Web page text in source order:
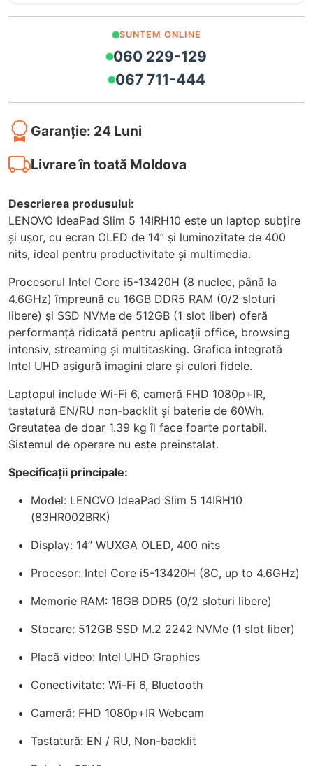
SUNTEM ONLINE
060 229-129
067 711-444
Garanție: 24 Luni
Livrare în toată Moldova
Descrierea produsului:
LENOVO IdeaPad Slim 5 14IRH10 este un laptop subțire
și ușor, cu ecran OLED de 14” și luminozitate de 400
nits, ideal pentru productivitate și multimedia.
Procesorul Intel Core i5-13420H (8 nuclee, până la
4.6GHz) împreună cu 16GB DDR5 RAM (0/2 sloturi
libere) și SSD NVMe de 512GB (1 slot liber) oferă
performanță ridicată pentru aplicații office, browsing
intensiv, streaming și multitasking. Grafica integrată
Intel UHD asigură imagini clare și culori fidele.
Laptopul include Wi-Fi 6, cameră FHD 1080p+IR,
tastatură EN/RU non-backlit și baterie de 60Wh.
Greutatea de doar 1.39 kg îl face foarte portabil.
Sistemul de operare nu este preinstalat.
Specificații principale:
Model: LENOVO IdeaPad Slim 5 14IRH10
(83HR002BRK)
Display: 14” WUXGA OLED, 400 nits
Procesor: Intel Core i5-13420H (8C, up to 4.6GHz)
Memorie RAM: 16GB DDR5 (0/2 sloturi libere)
Stocare: 512GB SSD M.2 2242 NVMe (1 slot liber)
Placă video: Intel UHD Graphics
Conectivitate: Wi-Fi 6, Bluetooth
Cameră: FHD 1080p+IR Webcam
Tastatură: EN / RU, Non-backlit